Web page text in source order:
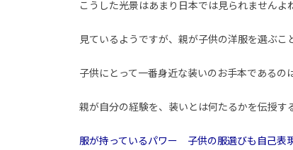
こうした光景はあまり日本では見られませんよ
見ているようですが、親が子供の洋服を選ぶこ
子供にとって一番身近な装いのお手本であるの
親が自分の経験を、装いとは何たるかを伝授す
服が持っているパワー 子供の服選びも自己表